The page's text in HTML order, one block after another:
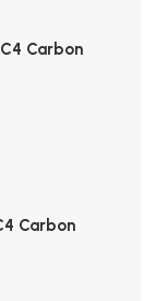
Carbon
Carbon